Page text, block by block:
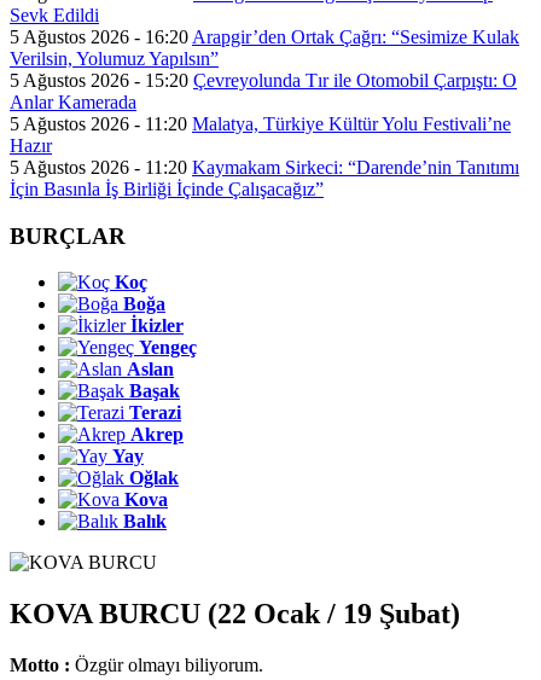
Sevk Edildi
5 Ağustos 2026 - 16:20 Arapgir’den Ortak Çağrı: “Sesimize Kulak
Verilsin, Yolumuz Yapılsın”
5 Ağustos 2026 - 15:20 Çevreyolunda Tır ile Otomobil Çarpıştı: O
Anlar Kamerada
5 Ağustos 2026 - 11:20 Malatya, Türkiye Kültür Yolu Festivali’ne
Hazır
5 Ağustos 2026 - 11:20 Kaymakam Sirkeci: “Darende’nin Tanıtımı
İçin Basınla İş Birliği İçinde Çalışacağız”
BURÇLAR
Koç
Boğa
İkizler
Yengeç
Aslan
Başak
Terazi
Akrep
Yay
Oğlak
Kova
Balık
KOVA BURCU (22 Ocak / 19 Şubat)
Motto : Özgür olmayı biliyorum.